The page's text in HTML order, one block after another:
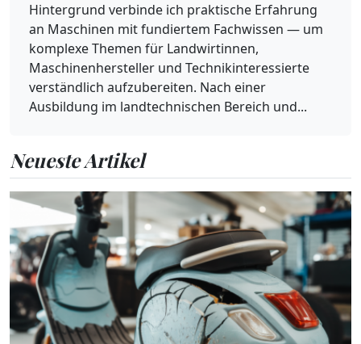
Hintergrund verbinde ich praktische Erfahrung
an Maschinen mit fundiertem Fachwissen — um
komplexe Themen für Landwirtinnen,
Maschinenhersteller und Technikinteressierte
verständlich aufzubereiten. Nach einer
Ausbildung im landtechnischen Bereich und...
Neueste Artikel